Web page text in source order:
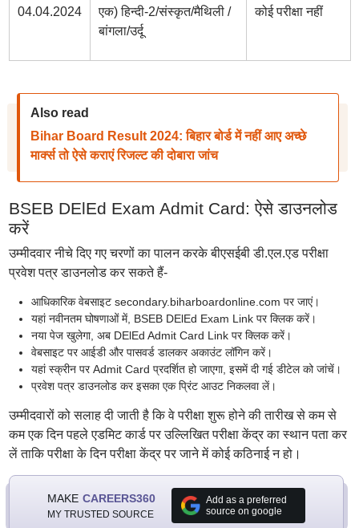
04.04.2024
एक) हिन्दी-2/संस्कृत/मैथिली /
बांगला/उर्दू
कोई परीक्षा नहीं
Also read
Bihar Board Result 2024: बिहार बोर्ड में नहीं आए अच्छे
मार्क्स तो ऐसे कराएं रिजल्ट की दोबारा जांच
BSEB DElEd Exam Admit Card: ऐसे डाउनलोड
करें
उम्मीदवार नीचे दिए गए चरणों का पालन करके बीएसईबी डी.एल.एड परीक्षा
प्रवेश पत्र डाउनलोड कर सकते हैं-
आधिकारिक वेबसाइट secondary.biharboardonline.com पर जाएं।
यहां नवीनतम घोषणाओं में, BSEB DElEd Exam Link पर क्लिक करें।
नया पेज खुलेगा, अब DElEd Admit Card Link पर क्लिक करें।
वेबसाइट पर आईडी और पासवर्ड डालकर अकाउंट लॉगिन करें।
यहां स्क्रीन पर Admit Card प्रदर्शित हो जाएगा, इसमें दी गई डीटेल को जांचें।
प्रवेश पत्र डाउनलोड कर इसका एक प्रिंट आउट निकलवा लें।
उम्मीदवारों को सलाह दी जाती है कि वे परीक्षा शुरू होने की तारीख से कम से
कम एक दिन पहले एडमिट कार्ड पर उल्लिखित परीक्षा केंद्र का स्थान पता कर
लें ताकि परीक्षा के दिन परीक्षा केंद्र पर जाने में कोई कठिनाई न हो।
MAKE CAREERS360
MY TRUSTED SOURCE
Add as a preferred
source on google